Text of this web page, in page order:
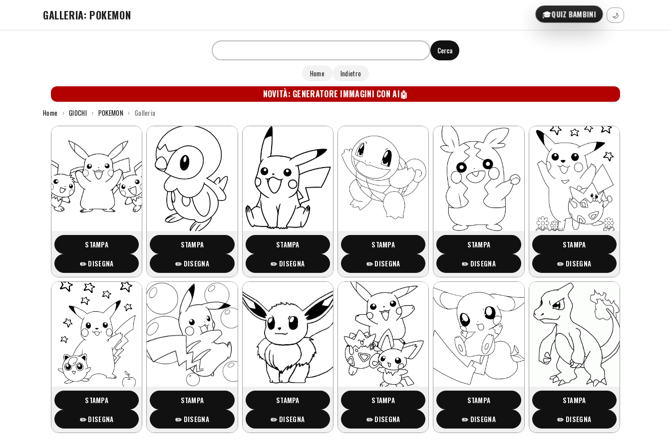
GALLERIA: POKEMON 🎓QUIZ BAMBINI 🌙
Cerca
Home Indietro
NOVITÀ: GENERATORE IMMAGINI CON AI🤖
Home › GIOCHI › POKEMON › Galleria
STAMPA
✏️ DISEGNA
STAMPA
✏️ DISEGNA
STAMPA
✏️ DISEGNA
STAMPA
✏️ DISEGNA
STAMPA
✏️ DISEGNA
STAMPA
✏️ DISEGNA
STAMPA
✏️ DISEGNA
STAMPA
✏️ DISEGNA
STAMPA
✏️ DISEGNA
STAMPA
✏️ DISEGNA
STAMPA
✏️ DISEGNA
STAMPA
✏️ DISEGNA